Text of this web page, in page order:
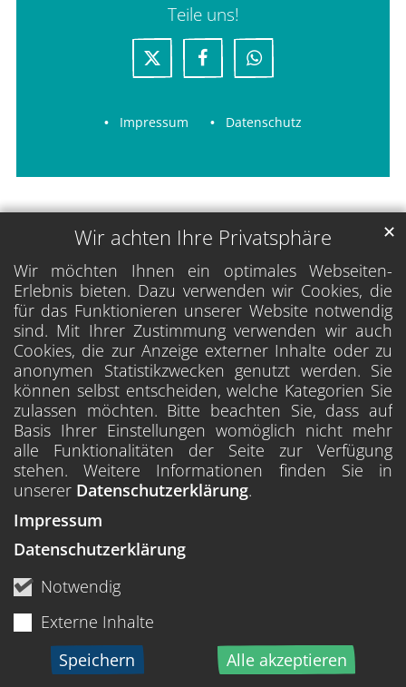
Wir achten Ihre Privatsphäre
Wir möchten Ihnen ein optimales Webseiten-
Erlebnis bieten. Dazu verwenden wir Cookies, die
für das Funktionieren unserer Website notwendig
sind. Mit Ihrer Zustimmung verwenden wir auch
Cookies, die zur Anzeige externer Inhalte oder zu
anonymen Statistikzwecken genutzt werden. Sie
können selbst entscheiden, welche Kategorien Sie
zulassen möchten. Bitte beachten Sie, dass auf
Basis Ihrer Einstellungen womöglich nicht mehr
alle Funktionalitäten der Seite zur Verfügung
stehen. Weitere Informationen finden Sie in
unserer Datenschutzerklärung.
Notwendig
Externe Inhalte
Speichern
Alle akzeptieren
✕
Impressum
Datenschutzerklärung
Teile uns!
Impressum Datenschutz